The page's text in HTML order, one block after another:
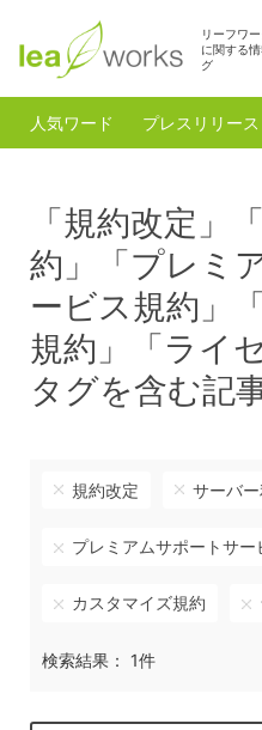
リーフワ
に関する
グ
人気ワード プレスリリース
「規約改定」
約」「プレミ
ービス規約」
規約」「ライ
タグを含む記
規約改定 サーバ
プレミアムサポートサー
カスタマイズ規約
検索結果： 1件